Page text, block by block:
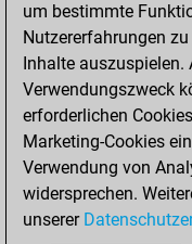
of
um bestimmte
Nutzererfahrungen
Inhalte auszuspielen.
Verwendungszweck
erforderlichen
Marketing-Cookies
Verwendung von
widersprechen.
unserer